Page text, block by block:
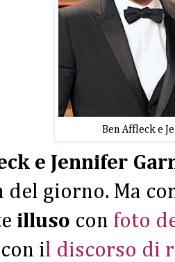
Ben Affleck e
e Jennifer
giorno. Ma
illuso con foto
il discorso di